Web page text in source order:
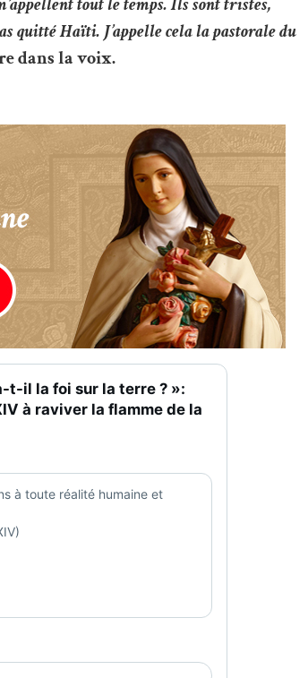
quitté Haïti. J’appelle cela la pastorale du
dans la voix.